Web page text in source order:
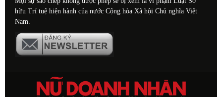
hữu Trí tuệ hiện hành của nước Cộng hòa Xã hội Chủ nghĩa Việt
Nam.